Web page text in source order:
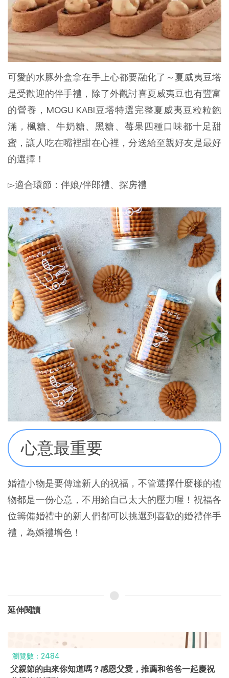
可愛的水豚外盒拿在手上心都要融化了～夏威夷豆塔
是受歡迎的伴手禮，除了外觀討喜夏威夷豆也有豐富
的營養，MOGU KABI豆塔特選完整夏威夷豆粒粒飽
滿，楓糖、牛奶糖、黑糖、莓果四種口味都十足甜
蜜，讓人吃在嘴裡甜在心裡，分送給至親好友是最好
的選擇！
▻適合環節：伴娘/伴郎禮、探房禮
心意最重要
婚禮小物是要傳達新人的祝福，不管選擇什麼樣的禮
物都是一份心意，不用給自己太大的壓力喔！祝福各
位籌備婚禮中的新人們都可以挑選到喜歡的婚禮伴手
禮，為婚禮增色！
延伸閱讀
瀏覽數：27766
鮮奶酪做法、吉利丁與吉利T的差別